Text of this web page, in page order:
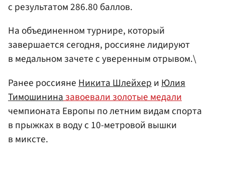
с результатом 286.80 баллов.
На объединенном турнире, который
завершается сегодня, россияне лидируют
в медальном зачете с уверенным отрывом.\
Ранее россияне Никита Шлейхер и Юлия
Тимошинина завоевали золотые медали
чемпионата Европы по летним видам спорта
в прыжках в воду с 10-метровой вышки
в миксте.